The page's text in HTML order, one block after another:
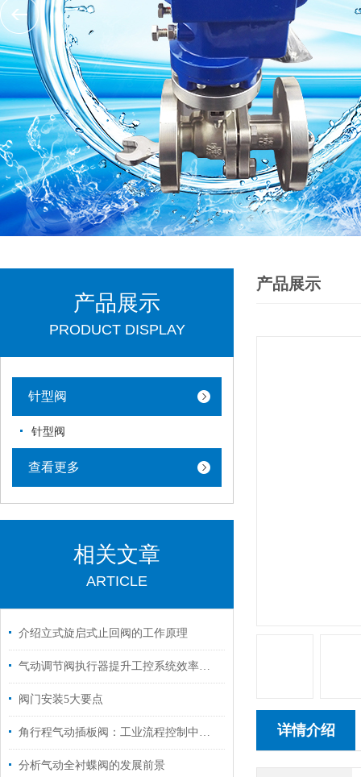
产品展示
详情介绍
产品展示
PRODUCT DISPLAY
针型阀
针型阀
查看更多
相关文章
ARTICLE
介绍立式旋启式止回阀的工作原理
气动调节阀执行器提升工控系统效率的智能设备
阀门安装5大要点
角行程气动插板阀：工业流程控制中的关键执行元件
分析气动全衬蝶阀的发展前景